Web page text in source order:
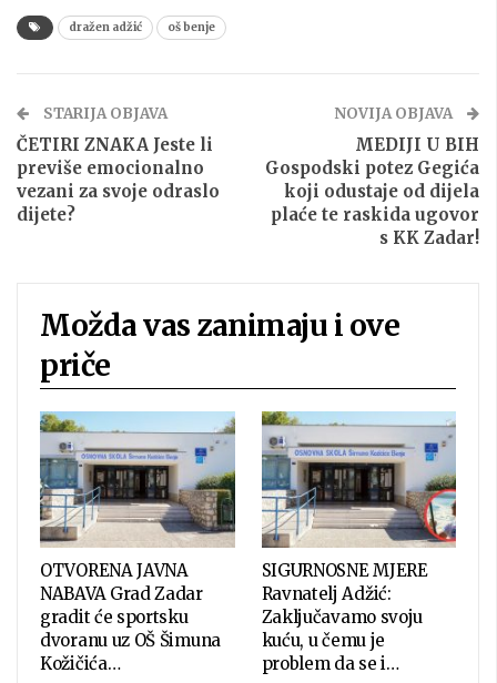
dražen adžić oš benje
STARIJA OBJAVA
ČETIRI ZNAKA Jeste li
previše emocionalno
vezani za svoje odraslo
dijete?
NOVIJA OBJAVA
MEDIJI U BIH
Gospodski potez Gegića
koji odustaje od dijela
plaće te raskida ugovor
s KK Zadar!
Možda vas zanimaju i ove
priče
OTVORENA JAVNA
NABAVA Grad Zadar
gradit će sportsku
dvoranu uz OŠ Šimuna
Kožičića…
SIGURNOSNE MJERE
Ravnatelj Adžić:
Zaključavamo svoju
kuću, u čemu je
problem da se i…